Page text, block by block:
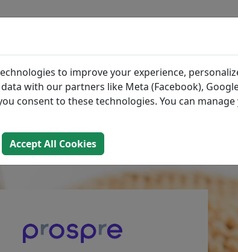
BLOG ZUTATEN
2. August 2025)
to improve your experience,
with our partners like Meta (Facebook),
consent to these technologies. You can
Accept All Cookies